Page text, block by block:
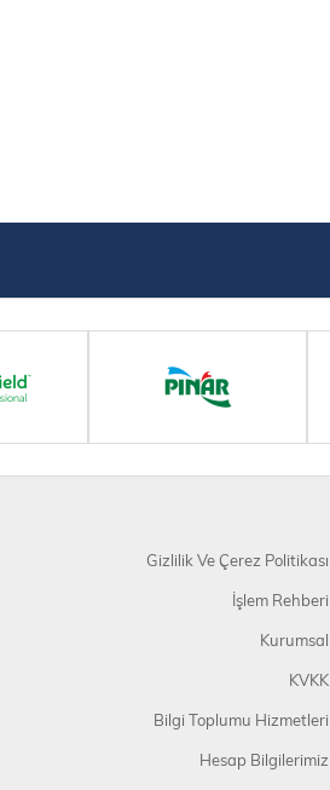
Gizlilik Ve Çerez Politikası
İşlem Rehberi
Kurumsal
KVKK
Bilgi Toplumu Hizmetleri
Hesap Bilgilerimiz